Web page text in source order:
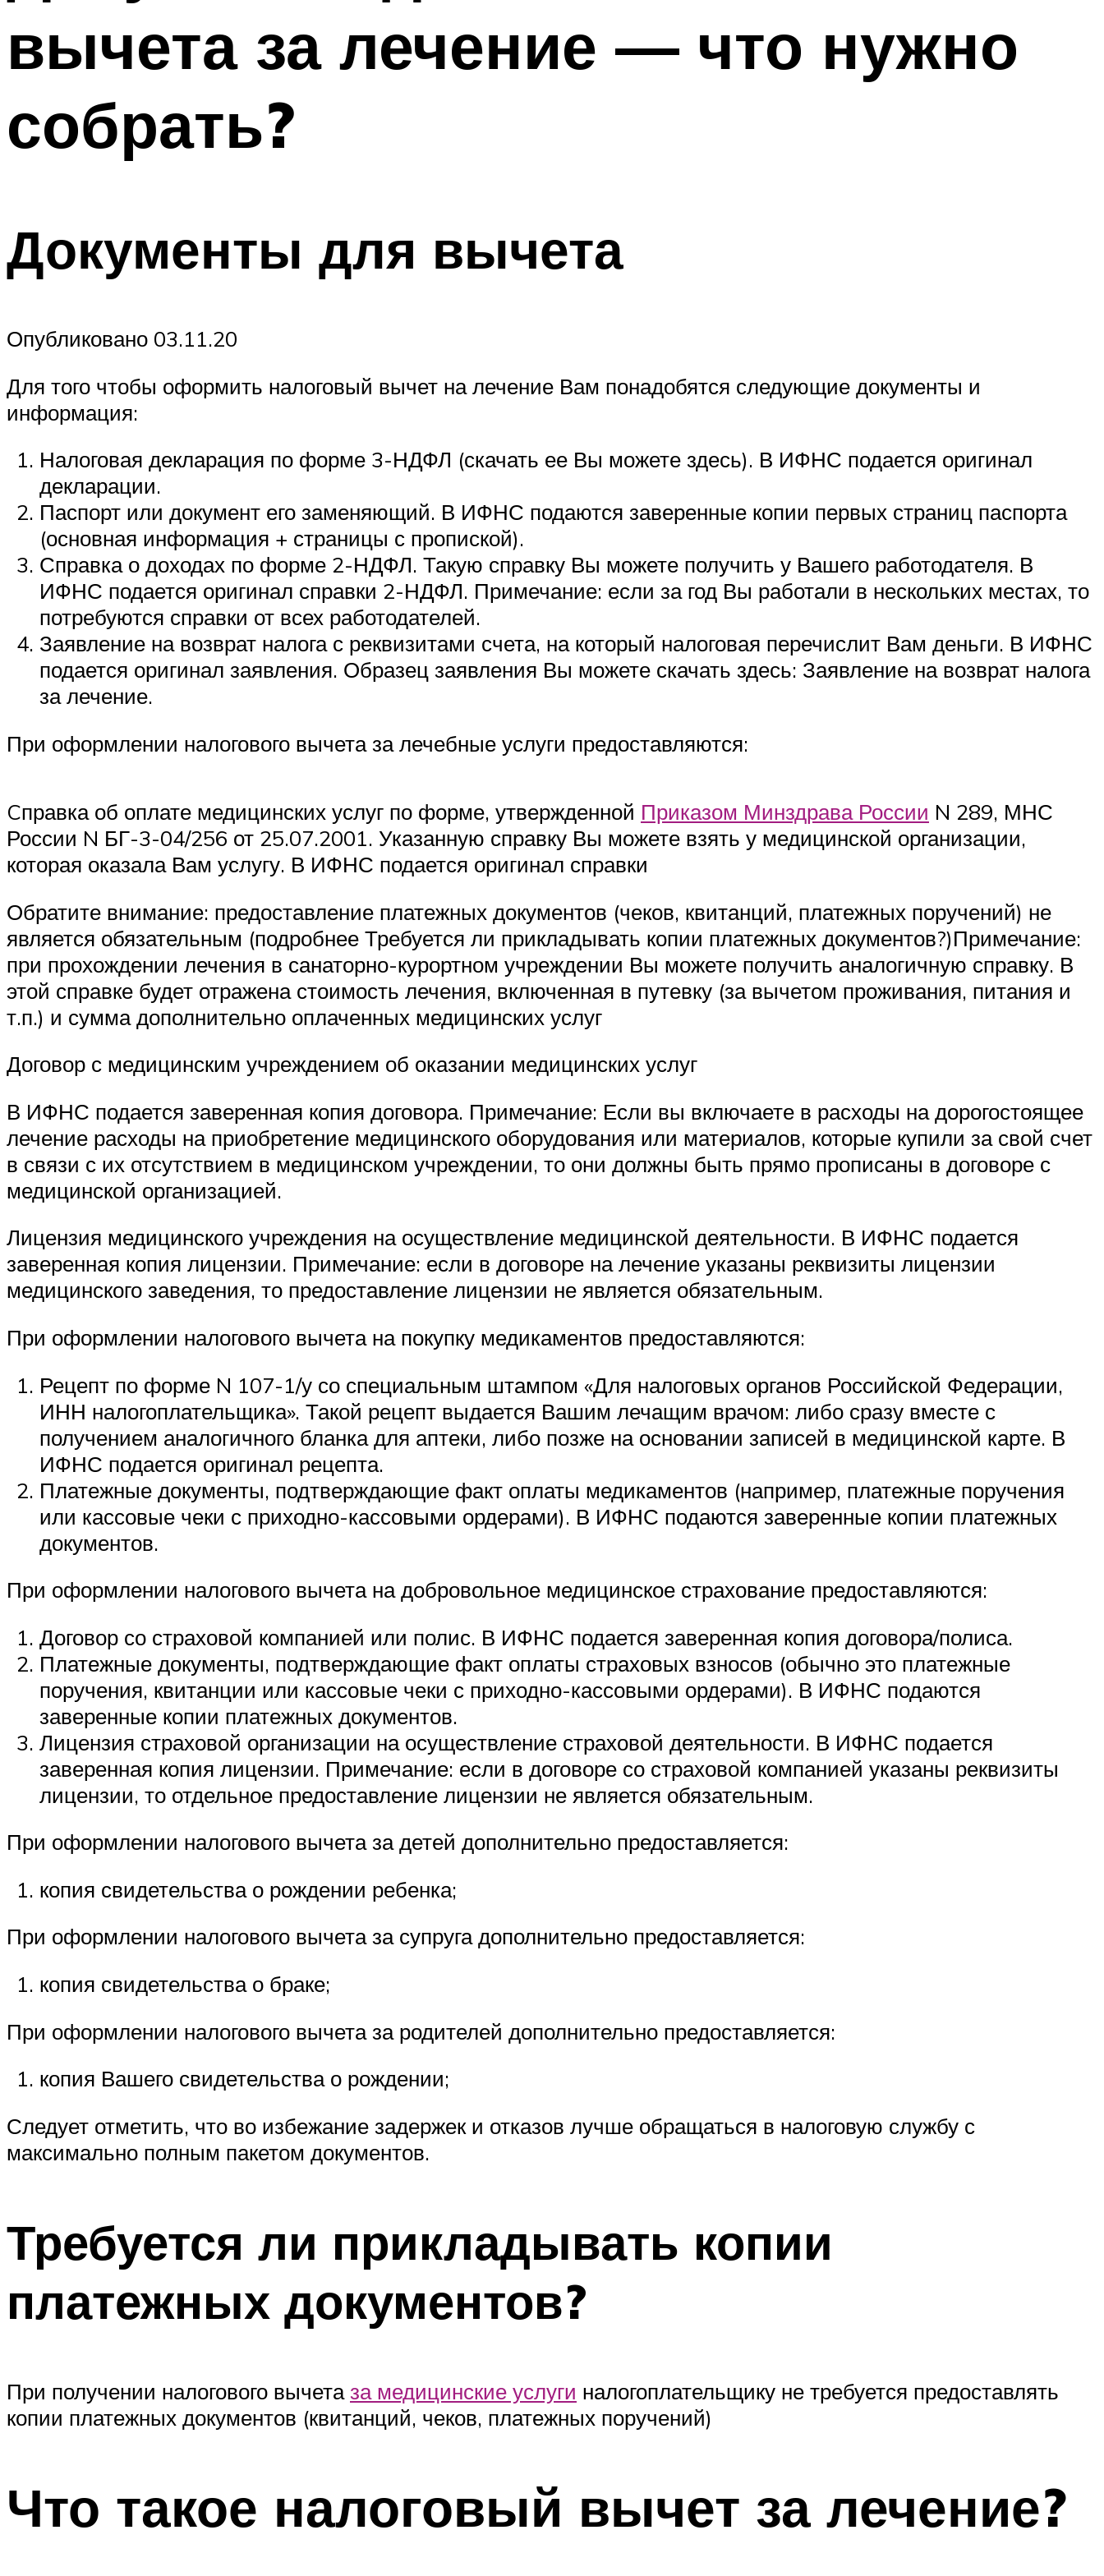
вычета за лечение — что нужно
собрать?
Документы для вычета
Опубликовано 03.11.20
Для того чтобы оформить налоговый вычет на лечение Вам понадобятся следующие документы и
информация:
Налоговая декларация по форме 3-НДФЛ (скачать ее Вы можете здесь). В ИФНС подается оригинал
декларации.
Паспорт или документ его заменяющий. В ИФНС подаются заверенные копии первых страниц паспорта
(основная информация + страницы с пропиской).
Справка о доходах по форме 2-НДФЛ. Такую справку Вы можете получить у Вашего работодателя. В
ИФНС подается оригинал справки 2-НДФЛ. Примечание: если за год Вы работали в нескольких местах, то
потребуются справки от всех работодателей.
Заявление на возврат налога с реквизитами счета, на который налоговая перечислит Вам деньги. В ИФНС
подается оригинал заявления. Образец заявления Вы можете скачать здесь: Заявление на возврат налога
за лечение.
При оформлении налогового вычета за лечебные услуги предоставляются:
Cправка об оплате медицинских услуг по форме, утвержденной Приказом Минздрава России N 289, МНС
России N БГ-3-04/256 от 25.07.2001. Указанную справку Вы можете взять у медицинской организации,
которая оказала Вам услугу. В ИФНС подается оригинал справки
Обратите внимание: предоставление платежных документов (чеков, квитанций, платежных поручений) не
является обязательным (подробнее Требуется ли прикладывать копии платежных документов?)Примечание:
при прохождении лечения в санаторно-курортном учреждении Вы можете получить аналогичную справку. В
этой справке будет отражена стоимость лечения, включенная в путевку (за вычетом проживания, питания и
т.п.) и сумма дополнительно оплаченных медицинских услуг
Договор с медицинским учреждением об оказании медицинских услуг
В ИФНС подается заверенная копия договора. Примечание: Если вы включаете в расходы на дорогостоящее
лечение расходы на приобретение медицинского оборудования или материалов, которые купили за свой счет
в связи с их отсутствием в медицинском учреждении, то они должны быть прямо прописаны в договоре с
медицинской организацией.
Лицензия медицинского учреждения на осуществление медицинской деятельности. В ИФНС подается
заверенная копия лицензии. Примечание: если в договоре на лечение указаны реквизиты лицензии
медицинского заведения, то предоставление лицензии не является обязательным.
При оформлении налогового вычета на покупку медикаментов предоставляются:
Рецепт по форме N 107-1/у со специальным штампом «Для налоговых органов Российской Федерации,
ИНН налогоплательщика». Такой рецепт выдается Вашим лечащим врачом: либо сразу вместе с
получением аналогичного бланка для аптеки, либо позже на основании записей в медицинской карте. В
ИФНС подается оригинал рецепта.
Платежные документы, подтверждающие факт оплаты медикаментов (например, платежные поручения
или кассовые чеки с приходно-кассовыми ордерами). В ИФНС подаются заверенные копии платежных
документов.
При оформлении налогового вычета на добровольное медицинское страхование предоставляются:
Договор со страховой компанией или полис. В ИФНС подается заверенная копия договора/полиса.
Платежные документы, подтверждающие факт оплаты страховых взносов (обычно это платежные
поручения, квитанции или кассовые чеки с приходно-кассовыми ордерами). В ИФНС подаются
заверенные копии платежных документов.
Лицензия страховой организации на осуществление страховой деятельности. В ИФНС подается
заверенная копия лицензии. Примечание: если в договоре со страховой компанией указаны реквизиты
лицензии, то отдельное предоставление лицензии не является обязательным.
При оформлении налогового вычета за детей дополнительно предоставляется:
копия свидетельства о рождении ребенка;
При оформлении налогового вычета за супруга дополнительно предоставляется:
копия свидетельства о браке;
При оформлении налогового вычета за родителей дополнительно предоставляется:
копия Вашего свидетельства о рождении;
Следует отметить, что во избежание задержек и отказов лучше обращаться в налоговую службу с
максимально полным пакетом документов.
Требуется ли прикладывать копии
платежных документов?
При получении налогового вычетаза медицинские услуги налогоплательщику не требуется предоставлять
копии платежных документов (квитанций, чеков, платежных поручений)
Что такое налоговый вычет за лечение?